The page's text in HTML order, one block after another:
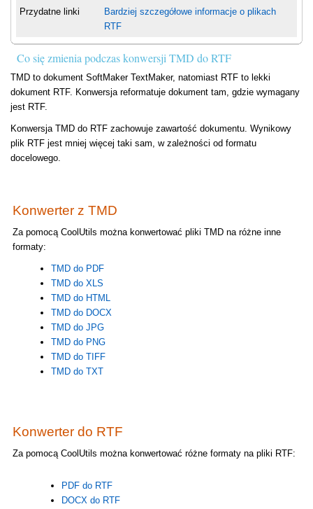
Przydatne linki
Bardziej szczegółowe informacje o plikach
RTF
Co się zmienia podczas konwersji TMD do RTF
TMD to dokument SoftMaker TextMaker, natomiast RTF to lekki
dokument RTF. Konwersja reformatuje dokument tam, gdzie wymagany
jest RTF.
Konwersja TMD do RTF zachowuje zawartość dokumentu. Wynikowy
plik RTF jest mniej więcej taki sam, w zależności od formatu
docelowego.
Konwerter z TMD
Za pomocą CoolUtils można konwertować pliki TMD na różne inne
formaty:
TMD do PDF
TMD do XLS
TMD do HTML
TMD do DOCX
TMD do JPG
TMD do PNG
TMD do TIFF
TMD do TXT
Konwerter do RTF
Za pomocą CoolUtils można konwertować różne formaty na pliki RTF:
PDF do RTF
DOCX do RTF